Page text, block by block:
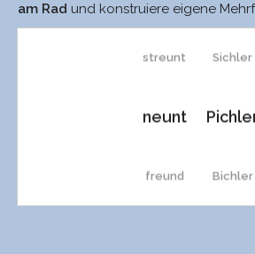
am Rad und konstruiere eigene
streunt
neunt
freund
Sichler
Bichler